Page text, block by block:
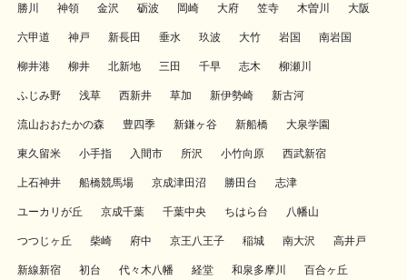
勝川 神領 金沢 砺波 岡崎 大府 笠寺 木曽川 大阪
六甲道 神戸 新長田 垂水 玖波 大竹 岩国 南岩国
柳井港 柳井 北新地 三田 千早 志木 柳瀬川
ふじみ野 浅草 西新井 草加 新伊勢崎 新古河
流山おおたかの森 豊四季 新鎌ヶ谷 新船橋 大泉学園
東久留米 小手指 入間市 所沢 小竹向原 西武新宿
上石神井 船橋競馬場 京成津田沼 勝田台 志津
ユーカリが丘 京成千葉 千葉中央 ちはら台 八幡山
つつじヶ丘 柴崎 府中 京王八王子 稲城 南大沢 高井戸
新線新宿 初台 代々木八幡 経堂 和泉多摩川 百合ヶ丘